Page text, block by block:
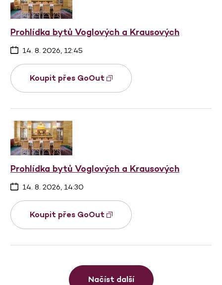
Prohlídka bytů Voglových a Krausových
14. 8. 2026, 12:45
Koupit přes GoOut
Prohlídka bytů Voglových a Krausových
14. 8. 2026, 14:30
Koupit přes GoOut
Načíst další